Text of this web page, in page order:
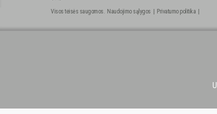
Visos teisės saugomos. Naudojimo sąlygos | Privatumo politika |